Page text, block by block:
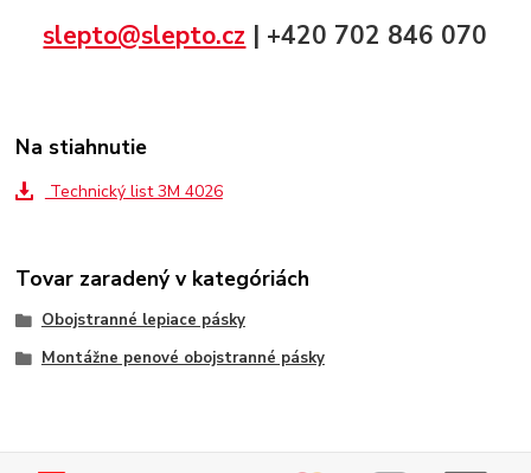
slepto@slepto.cz | +420 702 846 070
Na stiahnutie
Technický list 3M 4026
Tovar zaradený v kategóriách
Obojstranné lepiace pásky
Montážne penové obojstranné pásky